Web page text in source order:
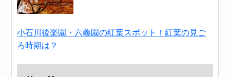
小石川後楽園・六義園の紅葉スポット！紅葉の見ご
ろ時期は？